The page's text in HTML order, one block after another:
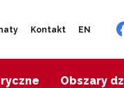
Kontakt EN
Obszary